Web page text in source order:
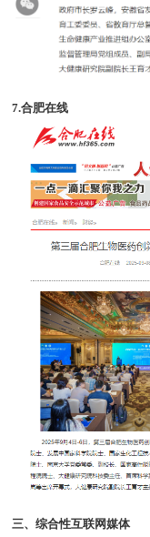
7.合肥在线
三、综合性互联网媒体